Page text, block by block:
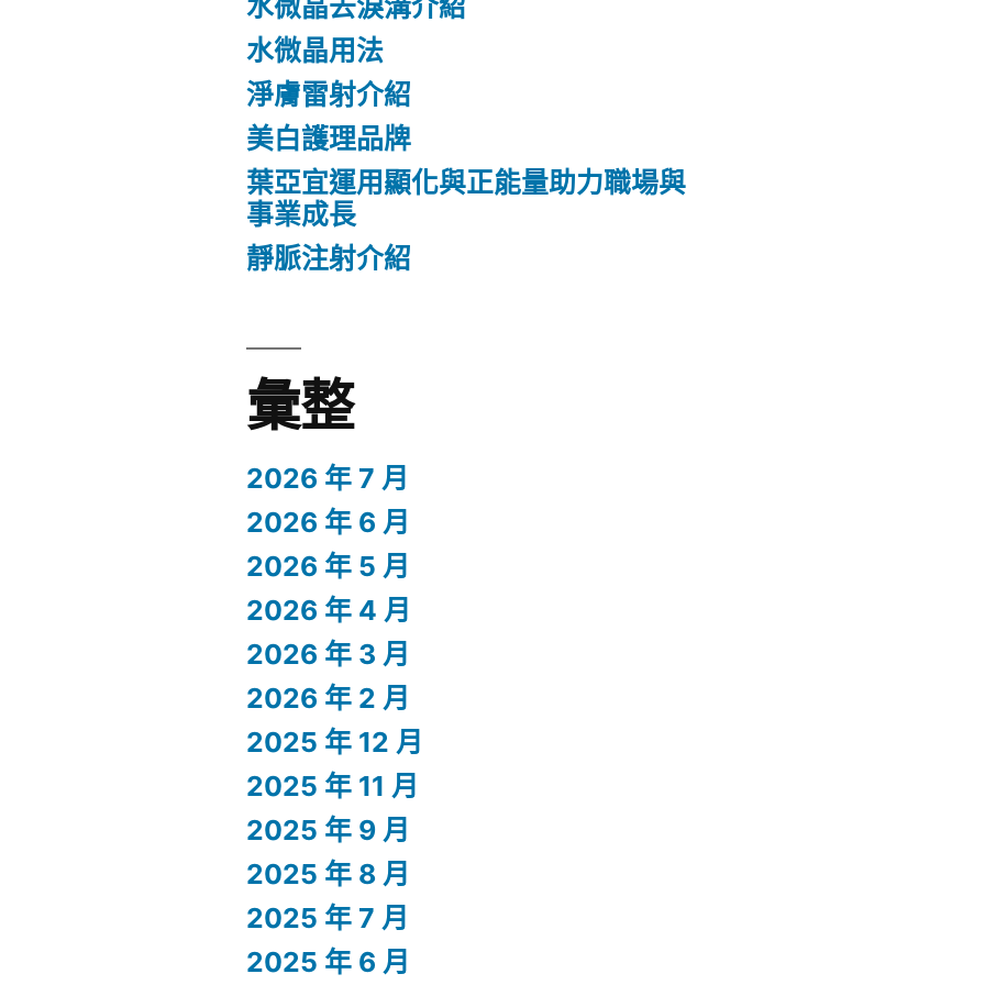
水微晶去淚溝介紹
水微晶用法
淨膚雷射介紹
美白護理品牌
葉亞宜運用顯化與正能量助力職場與
事業成長
靜脈注射介紹
彙整
2026 年 7 月
2026 年 6 月
2026 年 5 月
2026 年 4 月
2026 年 3 月
2026 年 2 月
2025 年 12 月
2025 年 11 月
2025 年 9 月
2025 年 8 月
2025 年 7 月
2025 年 6 月